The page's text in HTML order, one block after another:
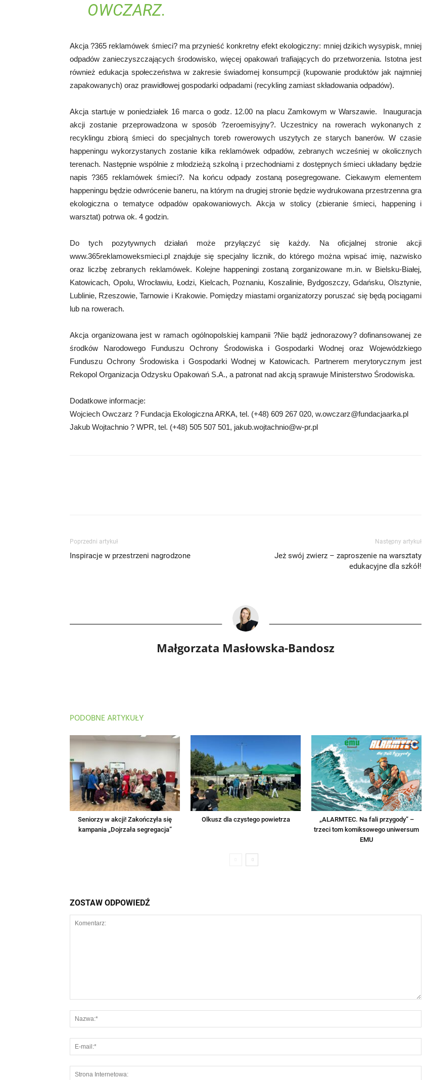
OWCZARZ.
Akcja ?365 reklamówek śmieci? ma przynieść konkretny efekt ekologiczny: mniej dzikich wysypisk, mniej
odpadów zanieczyszczających środowisko, więcej opakowań trafiających do przetworzenia. Istotna jest
również edukacja społeczeństwa w zakresie świadomej konsumpcji (kupowanie produktów jak najmniej
zapakowanych) oraz prawidłowej gospodarki odpadami (recykling zamiast składowania odpadów).
Akcja startuje w poniedziałek 16 marca o godz. 12.00 na placu Zamkowym w Warszawie. Inauguracja
akcji zostanie przeprowadzona w sposób ?zeroemisyjny?. Uczestnicy na rowerach wykonanych z
recyklingu zbiorą śmieci do specjalnych toreb rowerowych uszytych ze starych banerów. W czasie
happeningu wykorzystanych zostanie kilka reklamówek odpadów, zebranych wcześniej w okolicznych
terenach. Następnie wspólnie z młodzieżą szkolną i przechodniami z dostępnych śmieci układany będzie
napis ?365 reklamówek śmieci?. Na końcu odpady zostaną posegregowane. Ciekawym elementem
happeningu będzie odwrócenie baneru, na którym na drugiej stronie będzie wydrukowana przestrzenna gra
ekologiczna o tematyce odpadów opakowaniowych. Akcja w stolicy (zbieranie śmieci, happening i
warsztat) potrwa ok. 4 godzin.
Do tych pozytywnych działań może przyłączyć się każdy. Na oficjalnej stronie akcji
www.365reklamoweksmieci.pl znajduje się specjalny licznik, do którego można wpisać imię, nazwisko
oraz liczbę zebranych reklamówek. Kolejne happeningi zostaną zorganizowane m.in. w Bielsku-Białej,
Katowicach, Opolu, Wrocławiu, Łodzi, Kielcach, Poznaniu, Koszalinie, Bydgoszczy, Gdańsku, Olsztynie,
Lublinie, Rzeszowie, Tarnowie i Krakowie. Pomiędzy miastami organizatorzy poruszać się będą pociągami
lub na rowerach.
Akcja organizowana jest w ramach ogólnopolskiej kampanii ?Nie bądź jednorazowy? dofinansowanej ze
środków Narodowego Funduszu Ochrony Środowiska i Gospodarki Wodnej oraz Wojewódzkiego
Funduszu Ochrony Środowiska i Gospodarki Wodnej w Katowicach. Partnerem merytorycznym jest
Rekopol Organizacja Odzysku Opakowań S.A., a patronat nad akcją sprawuje Ministerstwo Środowiska.
Dodatkowe informacje:
Wojciech Owczarz ? Fundacja Ekologiczna ARKA, tel. (+48) 609 267 020, w.owczarz@fundacjaarka.pl
Jakub Wojtachnio ? WPR, tel. (+48) 505 507 501, jakub.wojtachnio@w-pr.pl
Poprzedni artykuł
Inspiracje w przestrzeni nagrodzone
Następny artykuł
Jeż swój zwierz – zaproszenie na warsztaty
edukacyjne dla szkół!
Małgorzata Masłowska-Bandosz
PODOBNE ARTYKUŁY
Seniorzy w akcji! Zakończyła się
kampania „Dojrzała segregacja”
Olkusz dla czystego powietrza
„ALARMTEC. Na fali przygody” –
trzeci tom komiksowego uniwersum
EMU
ZOSTAW ODPOWIEDŹ